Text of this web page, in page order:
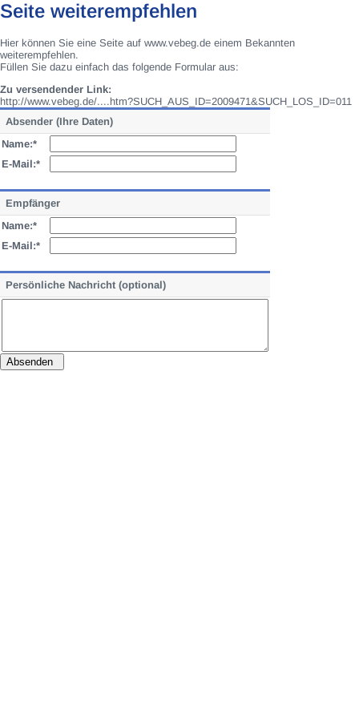
Seite weiterempfehlen
Hier können Sie eine Seite auf www.vebeg.de einem Bekannten
weiterempfehlen.
Füllen Sie dazu einfach das folgende Formular aus:
Zu versendender Link:
http://www.vebeg.de/....htm?SUCH_AUS_ID=2009471&SUCH_LOS_ID=011
Absender (Ihre Daten)
Name:*
E-Mail:*
Empfänger
Name:*
E-Mail:*
Persönliche Nachricht (optional)